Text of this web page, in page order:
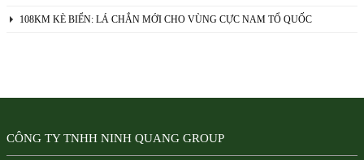
108KM KÈ BIỂN: LÁ CHẮN MỚI CHO VÙNG CỰC NAM TỔ QUỐC
CÔNG TY TNHH NINH QUANG GROUP